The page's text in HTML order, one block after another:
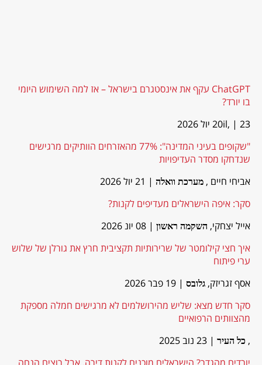
ChatGPT עקף את אינסטגרם בישראל – אז למה השימוש היומי
בו יורד?
20il, | 23 יול 2026
"שקופים בעיני המדינה": 77% מהאזרחים הוותיקים מרגישים
שנדחקו מסדר העדיפויות
אביחי חיים , מערכת וואלה | 21 יול 2026
סקר: איפה הישראלים מעדיפים לקנות?
אייל יצחקי, השקמה ראשון | 08 יונ 2026
איך חצי קילומטר של שרירותיות תקציבית חרץ את גורלן של שלוש
ערי פיתוח
אסף זגריזק, גלובס | 19 פבר 2026
סקר חדש מצא: שליש מהירושלמים לא מרגישים חמלה מספקת
מהצוותים הרפואיים
, כל העיר | 23 נוב 2025